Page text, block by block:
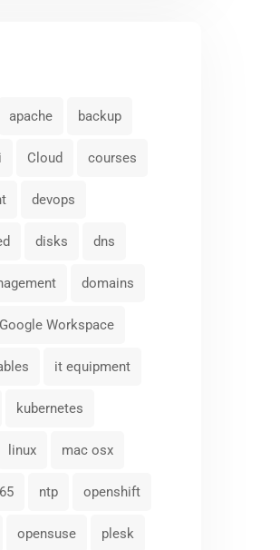
apache backup
Cloud courses
devops
disks dns
domains
Google Workspace
it equipment
kubernetes
linux mac osx
ntp openshift
opensuse plesk